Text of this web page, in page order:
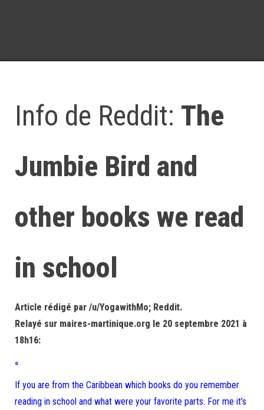
Info de Reddit: The
Jumbie Bird and
other books we read
in school
Article rédigé par /u/YogawithMo; Reddit.
Relayé sur maires-martinique.org le 20 septembre 2021 à
18h16:
«
If you are from the Caribbean which books do you remember
reading in school and what were your favorite parts. For me it’s